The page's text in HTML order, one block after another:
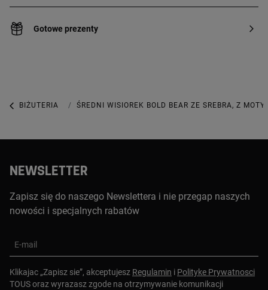
Gotowe prezenty
BIŻUTERIA BIŻUTERIA ZE SREBRA PIERWSZEJ PRÓBY
ŚREDNI WISIOREK BOLD BEAR ZE SREBRA, Z
NEWSLETTER
Zapisz się do naszego Newslettera i nie przegap naszych
nowości i specjalnych rabatów
E-mail
Klikajac „Zapisz sie”, akceptujesz Regulamin i Polityke Prywatnosci
TOUS oraz wyrazasz zgode na otrzymywanie komunikacji